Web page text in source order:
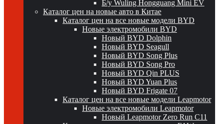
Б/у Wuling Hongguang Mini EV
Каталог цен на новые авто в Китае
Каталог цен на все новые модели BYD
Новые электромобили BYD
Новый BYD Dolphin
Новый BYD Seagull
Новый BYD Song Plus
Новый BYD Song Pro
Новый BYD Qin PLUS
Новый BYD Yuan Plus
Новый BYD Frigate 07
Каталог цен на все новые модели Leapmotor
Новые электромобили Leapmotor
Новый Leapmotor Zero Run C11